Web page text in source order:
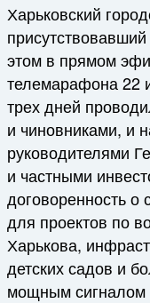
Харьковский
этом в прямом
телемарафона 22
трех дней
и чиновниками, и
руководителями
и частными
договоренность о
для проектов по
Харькова,
детских садов и
мощным сигналом